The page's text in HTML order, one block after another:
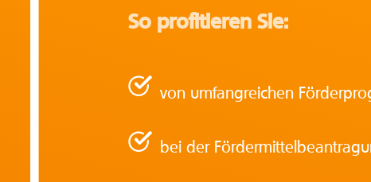
So profitieren Sie:
von umfangreichen
bei der